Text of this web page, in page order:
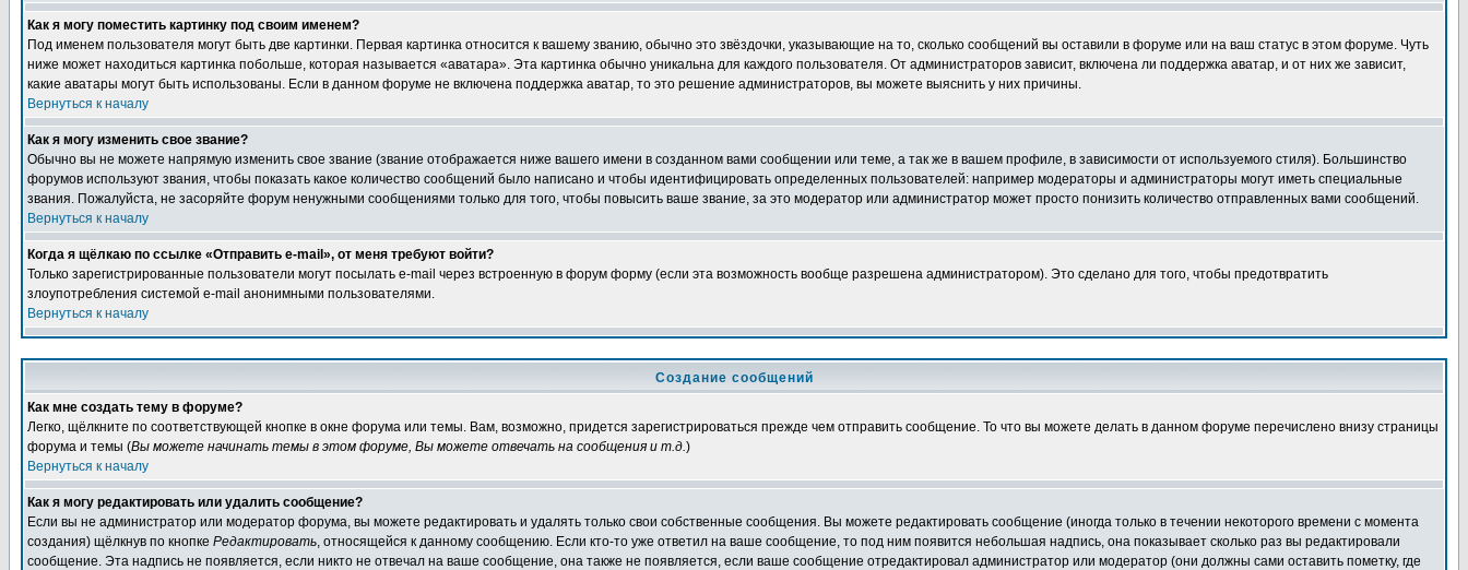
Как я могу поместить картинку под своим именем?
Под именем пользователя могут быть две картинки. Первая картинка относится к вашему званию, обычно это звёздочки, указывающие на то, сколько сообщений вы оставили в форуме или на ваш статус в этом форуме. Чуть
ниже может находиться картинка побольше, которая называется «аватара». Эта картинка обычно уникальна для каждого пользователя. От администраторов зависит, включена ли поддержка аватар, и от них же зависит,
какие аватары могут быть использованы. Если в данном форуме не включена поддержка аватар, то это решение администраторов, вы можете выяснить у них причины.
Вернуться к началу
Как я могу изменить свое звание?
Обычно вы не можете напрямую изменить свое звание (звание отображается ниже вашего имени в созданном вами сообщении или теме, а так же в вашем профиле, в зависимости от используемого стиля). Большинство
форумов используют звания, чтобы показать какое количество сообщений было написано и чтобы идентифицировать определенных пользователей: например модераторы и администраторы могут иметь специальные
звания. Пожалуйста, не засоряйте форум ненужными сообщениями только для того, чтобы повысить ваше звание, за это модератор или администратор может просто понизить количество отправленных вами сообщений.
Вернуться к началу
Когда я щёлкаю по ссылке «Отправить e-mail», от меня требуют войти?
Только зарегистрированные пользователи могут посылать e-mail через встроенную в форум форму (если эта возможность вообще разрешена администратором). Это сделано для того, чтобы предотвратить
злоупотребления системой e-mail анонимными пользователями.
Вернуться к началу
Создание сообщений
Как мне создать тему в форуме?
Легко, щёлкните по соответствующей кнопке в окне форума или темы. Вам, возможно, придется зарегистрироваться прежде чем отправить сообщение. То что вы можете делать в данном форуме перечислено внизу страницы
форума и темы (Вы можете начинать темы в этом форуме, Вы можете отвечать на сообщения и т.д.)
Вернуться к началу
Как я могу редактировать или удалить сообщение?
Если вы не администратор или модератор форума, вы можете редактировать и удалять только свои собственные сообщения. Вы можете редактировать сообщение (иногда только в течении некоторого времени с момента
создания) щёлкнув по кнопке Редактировать, относящейся к данному сообщению. Если кто-то уже ответил на ваше сообщение, то под ним появится небольшая надпись, она показывает сколько раз вы редактировали
сообщение. Эта надпись не появляется, если никто не отвечал на ваше сообщение, она также не появляется, если ваше сообщение отредактировал администратор или модератор (они должны сами оставить пометку, где